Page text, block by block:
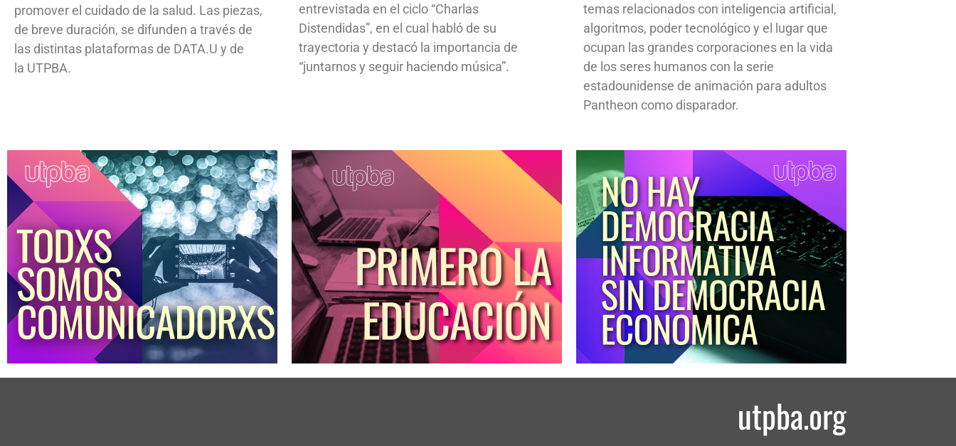
promover el cuidado de la salud. Las piezas,
de breve duración, se difunden a través de
las distintas plataformas de DATA.U y de
la UTPBA.
entrevistada en el ciclo “Charlas
Distendidas”, en el cual habló de su
trayectoria y destacó la importancia de
“juntarnos y seguir haciendo música”.
temas relacionados con inteligencia artificial,
algoritmos, poder tecnológico y el lugar que
ocupan las grandes corporaciones en la vida
de los seres humanos con la serie
estadounidense de animación para adultos
Pantheon como disparador.
utpba.org